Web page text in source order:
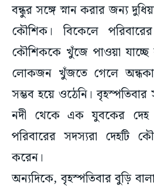
বন্ধুর সঙ্গে স্নান করার জন্য
কৌশিক। বিকেলে
কৌশিককে খুঁজে পাওয়া যাচ্ছে
লোকজন খুঁজতে গেলে
সম্ভব হয়ে ওঠেনি।
নদী থেকে এক যুবকের দেহ
পরিবারের সদস্যরা দেহটি
করেন।
অন্যদিকে, বৃহস্পতিবার বুড়ি